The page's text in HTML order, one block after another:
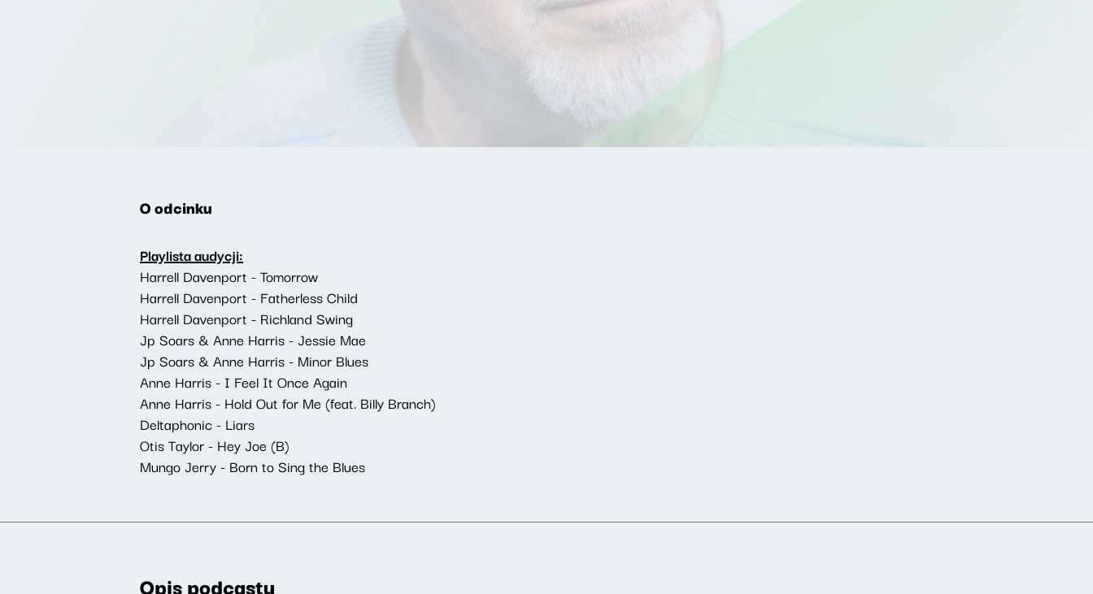
O odcinku
Playlista audycji:
Harrell Davenport - Tomorrow
Harrell Davenport - Fatherless Child
Harrell Davenport - Richland Swing
Jp Soars & Anne Harris - Jessie Mae
Jp Soars & Anne Harris - Minor Blues
Anne Harris - I Feel It Once Again
Anne Harris - Hold Out for Me (feat. Billy Branch)
Deltaphonic - Liars
Otis Taylor - Hey Joe (B)
Mungo Jerry - Born to Sing the Blues
Opis podcastu